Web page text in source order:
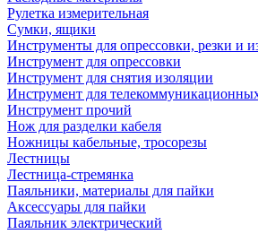
Рулетка измерительная
Сумки, ящики
Инструменты для опрессовки, резки и
Инструмент для опрессовки
Инструмент для снятия изоляции
Инструмент для
Инструмент прочий
Нож для разделки кабеля
Ножницы кабельные, тросорезы
Лестницы
Лестница-стремянка
Паяльники, материалы для пайки
Аксессуары для пайки
Паяльник электрический